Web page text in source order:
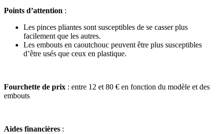
Points d’attention :
Les pinces pliantes sont susceptibles de se casser plus
facilement que les autres.
Les embouts en caoutchouc peuvent être plus susceptibles
d’être usés que ceux en plastique.
Fourchette de prix : entre 12 et 80 € en fonction du modèle et des
embouts
Aides financières :